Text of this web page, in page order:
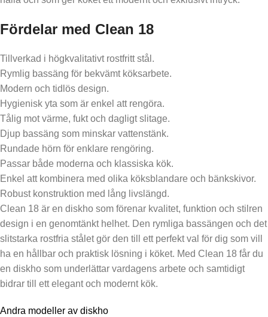
Fördelar med Clean 18
Tillverkad i högkvalitativt rostfritt stål.
Rymlig bassäng för bekvämt köksarbete.
Modern och tidlös design.
Hygienisk yta som är enkel att rengöra.
Tålig mot värme, fukt och dagligt slitage.
Djup bassäng som minskar vattenstänk.
Rundade hörn för enklare rengöring.
Passar både moderna och klassiska kök.
Enkel att kombinera med olika köksblandare och bänkskivor.
Robust konstruktion med lång livslängd.
Clean 18 är en diskho som förenar kvalitet, funktion och stilren
design i en genomtänkt helhet. Den rymliga bassängen och det
slitstarka rostfria stålet gör den till ett perfekt val för dig som vill
ha en hållbar och praktisk lösning i köket. Med Clean 18 får du
en diskho som underlättar vardagens arbete och samtidigt
bidrar till ett elegant och modernt kök.
Andra modeller av diskho